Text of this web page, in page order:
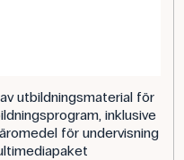
utbildningsmaterial för
inklusive
för undervisning